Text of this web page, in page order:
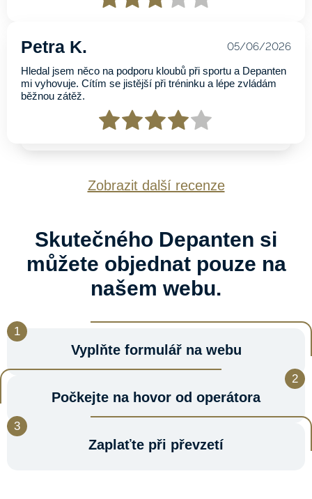
Petra K. 05/06/2026
Hledal jsem něco na podporu kloubů při sportu a Depanten
mi vyhovuje. Cítím se jistější při tréninku a lépe zvládám
běžnou zátěž.
Zobrazit další recenze
Skutečného Depanten si
můžete objednat pouze na
našem webu.
Vyplňte formulář na webu
Počkejte na hovor od operátora
Zaplaťte při převzetí